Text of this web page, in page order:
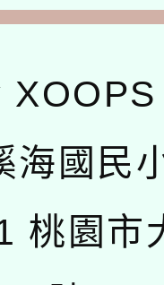
XOOPS
海國民
桃園市